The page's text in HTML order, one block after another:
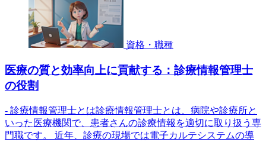
資格・職種
医療の質と効率向上に貢献する：診療情報管理士
の役割
- 診療情報管理士とは診療情報管理士とは、病院や診療所と
いった医療機関で、患者さんの診療情報を適切に取り扱う専
門職です。 近年、診療の現場では電子カルテシステムの導